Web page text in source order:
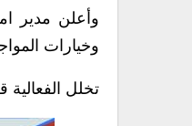
وأعلن مدير
وخيارات
تخلل